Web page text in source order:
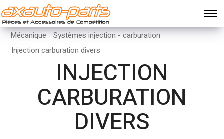
Mécanique
Systèmes injection - carburation
Injection carburation divers
INJECTION
CARBURATION
DIVERS